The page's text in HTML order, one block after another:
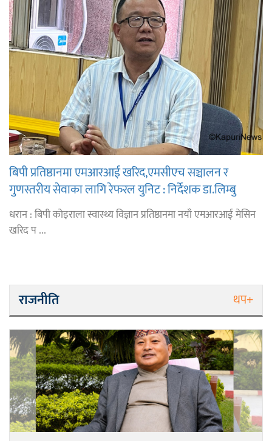
बिपी प्रतिष्ठानमा एमआरआई खरिद,एमसीएच सञ्चालन र
गुणस्तरीय सेवाका लागि रेफरल युनिट : निर्देशक डा.लिम्बु
धरान : बिपी कोइराला स्वास्थ्य विज्ञान प्रतिष्ठानमा नयाँ एमआरआई मेसिन
खरिद प ...
राजनीति थप+